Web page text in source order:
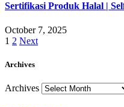
Sertifikasi Produk Halal |
October 7, 2025
1 2 Next
Archives
Archives